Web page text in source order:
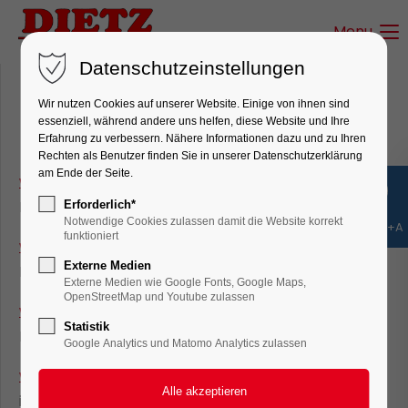
Login
Benutzername
Passwort
Anmelden
Support
Lorem ipsum dolor sit amet:
Menu
Interessante Links für die große
und kleine Eisenbahn
www.kandertalbahn.de
Kandertalbahn e.V. Historische Dampfzüge
www.hsb-wr.de
Fahrzeuge
www.uef-dampf.de
Regelspur und Meterspur
www.blonaychamby.chMuseum für Meterspuriges
in der Schweiz
Datenschutzeinstellungen
Wir nutzen Cookies auf unserer Website. Einige von ihnen sind
essenziell, während andere uns helfen, diese Website und Ihre
Erfahrung zu verbessern. Nähere Informationen dazu und zu Ihren
Rechten als Benutzer finden Sie in unserer Datenschutzerklärung
am Ende der Seite.
Erforderlich*
Notwendige Cookies zulassen damit die Website korrekt
funktioniert
Externe Medien
Externe Medien wie Google Fonts, Google Maps,
OpenStreetMap und Youtube zulassen
Statistik
Google Analytics und Matomo Analytics zulassen
Shift+Alt+A